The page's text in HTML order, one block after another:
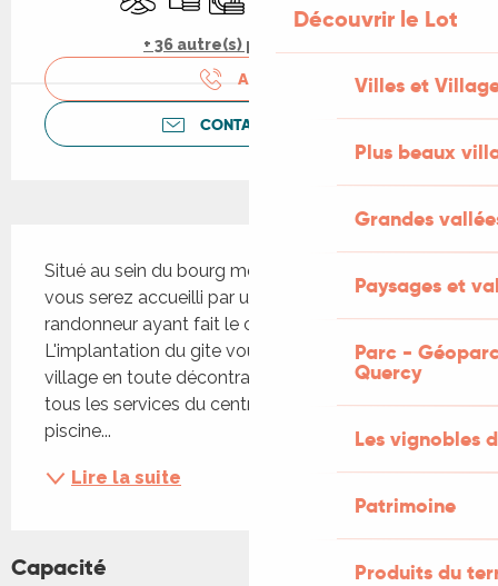
Découvrir le Lot
Villes et
Plus beaux
Grandes
Paysages et
Parc -
Quercy
Les vignobles
Patrimoine
Produits du
+ 36 autre(s) prestation(s)
APPELER
CONTACTEZ-NOUS
Situé au sein du bourg médiéval de Lalbenque,
vous serez accueilli par un hospitalier, ancien
randonneur ayant fait le chemin de Compostelle.
L'implantation du gite vous permettra de visiter le
village en toute décontraction et de profiter de
tous les services du centre bourg, notamment la
piscine...
Lire la suite
Capacité